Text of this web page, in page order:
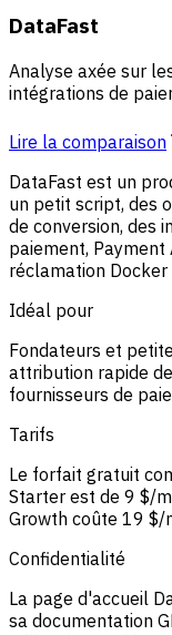
DataFast
Analyse axée sur
intégrations de
Lire la comparaison
DataFast est un
un petit script, des
de conversion, des
paiement, Payment
réclamation
Idéal pour
Fondateurs et
attribution rapide
fournisseurs de
Tarifs
Le forfait gratuit
Starter est de 9 $/
Growth coûte 19 $/
Confidentialité
La page d'accueil
sa documentation